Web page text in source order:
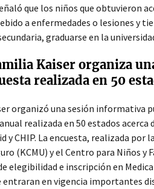
que los niños que obtuvieron
a enfermedades o lesiones y
graduarse en la
Kaiser organiza
realizada en 50
organizó una sesión informativa
realizada en 50 estados
y CHIP. La encuesta, realizada por
(KCMU) y el Centro para Niños
elegibilidad e inscripción en
en vigencia importantes